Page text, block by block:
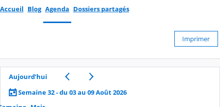
Accueil Blog Agenda Dossiers partagés
Imprimer
Aujourd’hui
Semaine 32 - du 03 au 09 Août 2026